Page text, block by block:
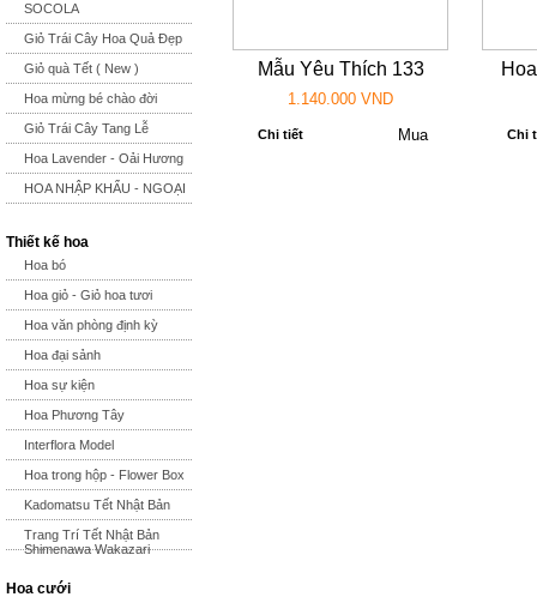
SOCOLA
Giỏ Trái Cây Hoa Quả Đẹp
Giỏ quà Tết ( New )
Hoa mừng bé chào đời
Giỏ Trái Cây Tang Lễ
Hoa Lavender - Oải Hương
HOA NHẬP KHẨU - NGOẠI
Thiết kế hoa
Hoa bó
Hoa giỏ - Giỏ hoa tươi
Hoa văn phòng định kỳ
Hoa đại sảnh
Hoa sự kiện
Hoa Phương Tây
Interflora Model
Hoa trong hộp - Flower Box
Kadomatsu Tết Nhật Bản
Trang Trí Tết Nhật Bản
Shimenawa Wakazari
Hoa cưới
Mẫu Yêu Thích 133
1.140.000 VND
Chi tiết Chi